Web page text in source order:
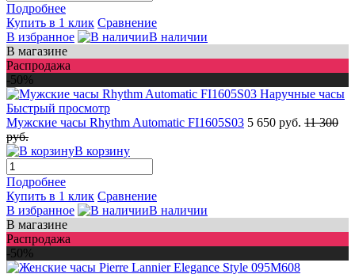
Подробнее
Купить в 1 клик Сравнение
В избранное
В наличии
В магазине
Распродажа
-50%
Быстрый просмотр
Мужские часы Rhythm Automatic FI1605S03 5 650 руб. 11 300
руб.
В корзину
Подробнее
Купить в 1 клик Сравнение
В избранное
В наличии
В магазине
Распродажа
-50%